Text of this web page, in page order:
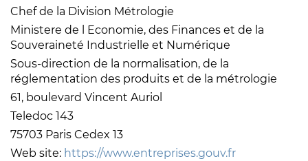
Chef de la Division Métrologie
Ministere de l Economie, des Finances et de la
Souveraineté Industrielle et Numérique
Sous-direction de la normalisation, de la
réglementation des produits et de la métrologie
61, boulevard Vincent Auriol
Teledoc 143
75703 Paris Cedex 13
Web site: https://www.entreprises.gouv.fr